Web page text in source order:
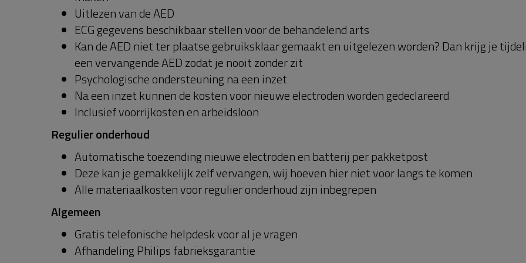
Uitlezen van de AED
ECG gegevens beschikbaar stellen voor de behandelend arts
Kan de AED niet ter plaatse gebruiksklaar gemaakt en uitgelezen worden? Dan krijg je
een vervangende AED zodat je nooit zonder zit
Psychologische ondersteuning na een inzet
Na een inzet kunnen de kosten voor nieuwe electroden worden gedeclareerd
Inclusief voorrijkosten en arbeidsloon
Regulier onderhoud
Automatische toezending nieuwe electroden en batterij per pakketpost
Deze kan je gemakkelijk zelf vervangen, wij hoeven hier niet voor langs te komen
Alle materiaalkosten voor regulier onderhoud zijn inbegrepen
Algemeen
Gratis telefonische helpdesk voor al je vragen
Afhandeling Philips fabrieksgarantie